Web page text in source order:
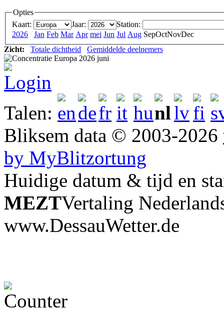
Opties
Kaart:
Jaar:
Station:
2026
Jan Feb Mar Apr mei Jun Jul Aug SepOctNovDec
Zicht:
Totale dichtheid Gemiddelde deelnemers
Login
Talen:
Bliksem data © 2003-2026
by MyBlitzortung
Huidige datum & tijd en
MEZTVertaling
www.DessauWetter.de